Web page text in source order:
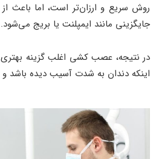
روش سریع و ارزان‌تر است، اما باعث
جایگزینی مانند ایمپلنت یا بریج می‌شود.
در نتیجه، عصب ‌کشی اغلب گزینه
اینکه دندان به شدت آسیب دیده باشد و